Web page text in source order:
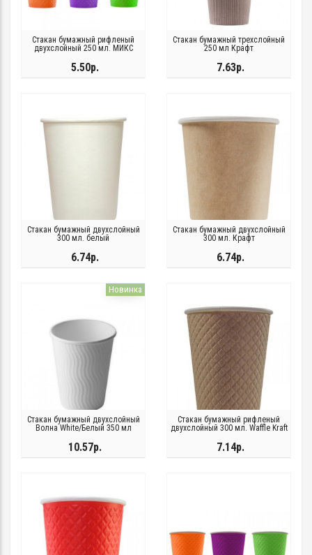
Стакан бумажный рифленый
двухслойный 250 мл. МИКС
5.50р.
Стакан бумажный трехслойный
250 мл Крафт
7.63р.
Стакан бумажный двухслойный
300 мл. белый
6.74р.
Стакан бумажный двухслойный
300 мл. Крафт
6.74р.
Новинка
Стакан бумажный двухслойный
Волна White/Белый 350 мл
10.57р.
Стакан бумажный рифленый
двухслойный 300 мл. Waffle Kraft
7.14р.